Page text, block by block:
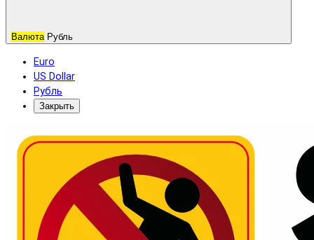
Валюта Рубль
Euro
US Dollar
Рубль
Закрыть